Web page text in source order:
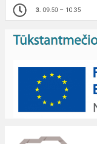
3. 09.50 – 10.35